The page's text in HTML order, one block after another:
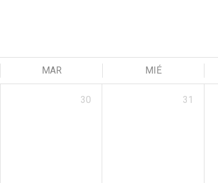
MAR MIÉ
30 31